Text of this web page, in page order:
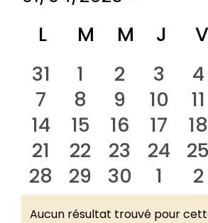
une
Calendrier
de
Évènements
Llundi
M mardi
M mercredi
J jeudi
V
0
évènements
31
0
évènements
1
0
2
0
3
0
4
0
évènements
7
0
évènements
8
0
9
0
10
0
11
0
évènements
14
0
évènements
15
0
16
0
17
0
18
0
évènements
21
0
évènements
22
0
23
0
24
0
25
0
évènements
28
0
évènements
29
0
30
0
1
0
2
Aucun résultat trouvé pour